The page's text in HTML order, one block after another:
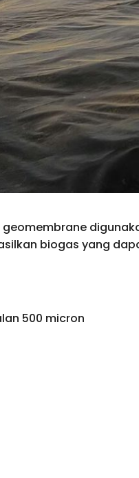
geomembrane
biogas yang
500 micron